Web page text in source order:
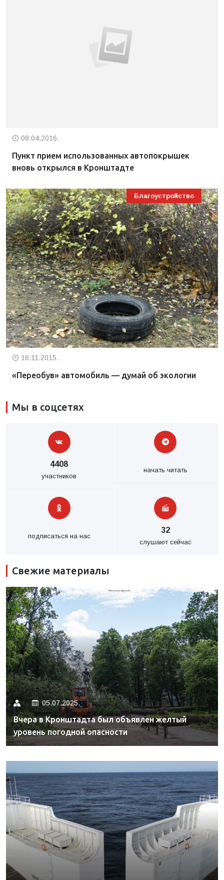
08.04.2016.
Пункт прием использованных автопокрышек
вновь открылся в Кронштадте
Благоустройство
16.11.2015.
«Переобув» автомобиль — думай об экологии
Мы в соцсетях
4408
участников
начать читать
подписаться на нас
32
слушают сейчас
Свежие материалы
05.07.2025.
Вчера в Кронштадта был объявлен желтый
уровень погодной опасности